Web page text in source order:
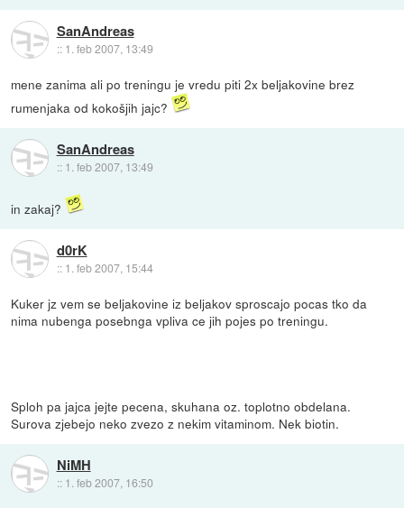
SanAndreas
:: 1. feb 2007, 13:49
mene zanima ali po treningu je vredu piti 2x beljakovine brez
rumenjaka od kokošjih jajc?
SanAndreas
:: 1. feb 2007, 13:49
in zakaj?
d0rK
:: 1. feb 2007, 15:44
Kuker jz vem se beljakovine iz beljakov sproscajo pocas tko da
nima nubenga posebnga vpliva ce jih pojes po treningu.
Sploh pa jajca jejte pecena, skuhana oz. toplotno obdelana.
Surova zjebejo neko zvezo z nekim vitaminom. Nek biotin.
NiMH
:: 1. feb 2007, 16:50